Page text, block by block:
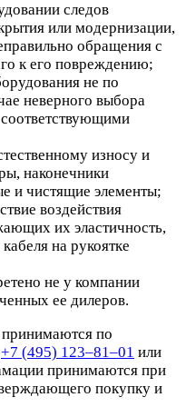
следов
или модернизации,
обращения с
к его повреждению;
не по
неверного выбора
износу и
наконечники
и чистящие элементы;
воздействия
их эластичность,
на рукоятке
не у компании
ее дилеров.
по
+7 (495) 123–81–01 или
принимаются при
покупку и